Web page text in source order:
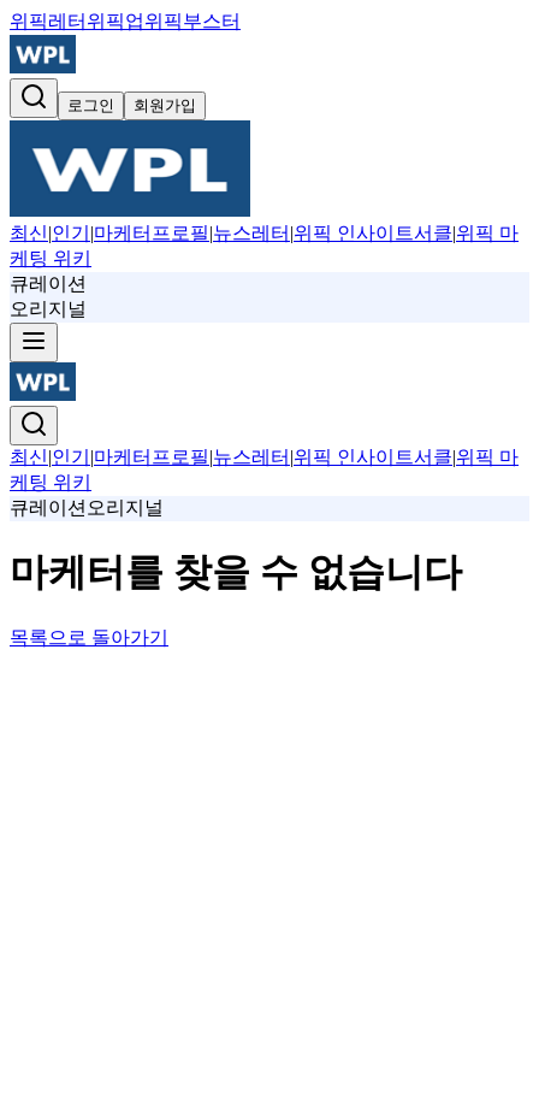
위픽레터 위픽업위픽부스터
로그인 회원가입
최신|인기 |마케터프로필|뉴스레터 |위픽 인사이트서클|위픽 마
케팅 위키
큐레이션
오리지널
최신|인기 |마케터프로필|뉴스레터 |위픽 인사이트서클|위픽 마
케팅 위키
큐레이션 오리지널
마케터를 찾을 수 없습니다
목록으로 돌아가기